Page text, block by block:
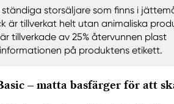
ständiga storsäljare som finns i
är tillverkat helt utan animaliska
tillverkade av 25% återvunnen plast
på produktens etikett.
– matta basfärger för att